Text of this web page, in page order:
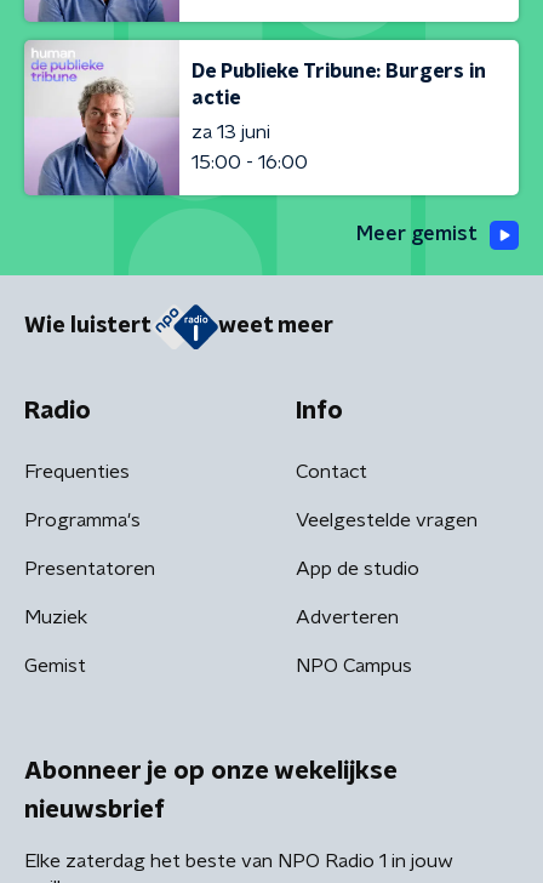
De Publieke Tribune: Burgers in
actie
za 13 juni
15:00 - 16:00
Meer gemist
Wie luistert weet meer
Radio
Frequenties
Programma's
Presentatoren
Muziek
Gemist
Info
Contact
Veelgestelde vragen
App de studio
Adverteren
NPO Campus
Abonneer je op onze wekelijkse
nieuwsbrief
Elke zaterdag het beste van NPO Radio 1 in jouw